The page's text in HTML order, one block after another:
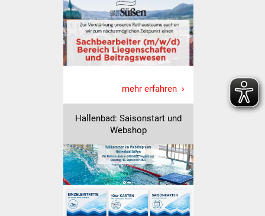
Sportanlagen
Tourismus
Erlebnisregion
Route der
Industriekultur
Lebenslagen
Senioren
Stadtseniorenrat
mehr erfahren
Hallenbad: Saisonstart und
Webshop